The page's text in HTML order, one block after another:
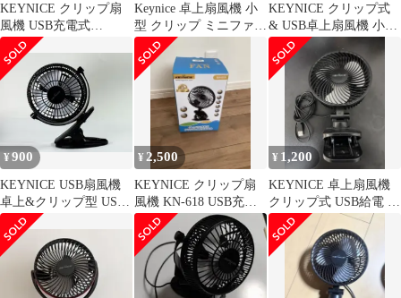
KEYNICE クリップ扇
風機 USB充電式
5000mAh 自動首振り 静
音 コードレス 360度調
整 卓上／壁掛け KN-
618 ブラック 0
Keynice 卓上扇風機 小
型 クリップ ミニファン
USB給電式
KEYNICE クリップ式
& USB卓上扇風機 小型
ブラック
¥900
KEYNICE USB扇風機
卓上&クリップ型 USB
ケーブル付き
¥ 2,500
KEYNICE クリップ扇
風機 KN-618 USB充電
式
¥ 1,200
KEYNICE 卓上扇風機
クリップ式 USB給電 本
体